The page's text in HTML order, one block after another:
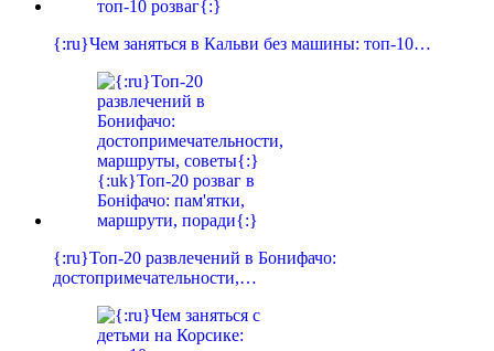
{:ru}Чем заняться в Кальви без машины: топ-10…
{:ru}Топ-20 развлечений в Бонифачо:
достопримечательности,…